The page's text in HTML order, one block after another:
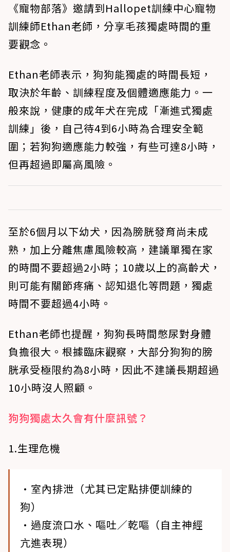
《寵物部落》邀請到Hallopet訓練中心寵物
訓練師Ethan老師，分享毛孩獨處時間的重
要觀念。
Ethan老師表示，狗狗能獨處的時間長短，
取決於年齡、訓練程度及個體適應能力。一
般來說， 健康的成年犬在完成「漸進式獨處
訓練」後，自己待4到6小時為合理安全範
圍；若狗狗適應能力較強，有些可達8小時，
但再超過即屬高風險。
至於6個月以下幼犬 ，因為膀胱發育尚未成
熟，加上分離焦慮風險較高，建議單獨在家
的時間不要超過2小時 ； 10歲以上的高齡犬 ，
則可能有關節疼痛、認知退化等問題，獨處
時間不要超過4小時 。
Ethan老師也提醒，狗狗長時間憋尿對身體
負擔很大。根據臨床觀察，大部分狗狗的膀
胱承受極限約為8小時，因此不建議長期超過
10小時沒人照顧。
狗狗獨處太久會有什麼訊號？
1.生理危機
•室內排泄（尤其已定點排便訓練的
狗）
•過度流口水、嘔吐／乾嘔（自主神經
亢進表現）